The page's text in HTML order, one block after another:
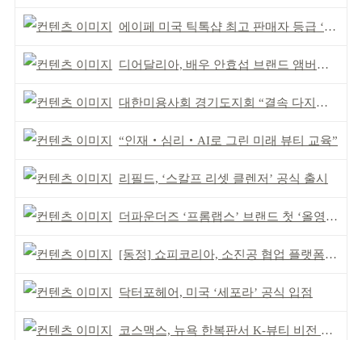
에이페 미국 틱톡샵 최고 판매자 등급 ‘Tier 5’ 달성
디어달리아, 배우 안효섭 브랜드 앰버서더 발탁
대한미용사회 경기도지회 “결속 다지며 재도약 모색”
“인재‧심리‧AI로 그린 미래 뷰티 교육”
리필드, ‘스칼프 리셋 클렌저’ 공식 출시
더파운더즈 ‘프롬랩스’ 브랜드 첫 ‘올영픽’ 선정
[동정] 쇼피코리아, 소진공 협업 플랫폼 선정
닥터포헤어, 미국 ‘세포라’ 공식 입점
코스맥스, 뉴욕 한복판서 K-뷰티 비전 제시